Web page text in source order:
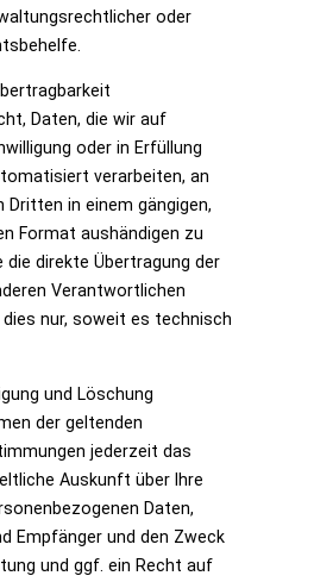
oder
Daten, die wir auf
oder in Erfüllung
verarbeiten, an
Dritten in einem gängigen,
Format aushändigen zu
die direkte Übertragung der
Verantwortlichen
nur, soweit es technisch
und Löschung
der geltenden
jederzeit das
Auskunft über Ihre
Daten,
Empfänger und den Zweck
und ggf. ein Recht auf